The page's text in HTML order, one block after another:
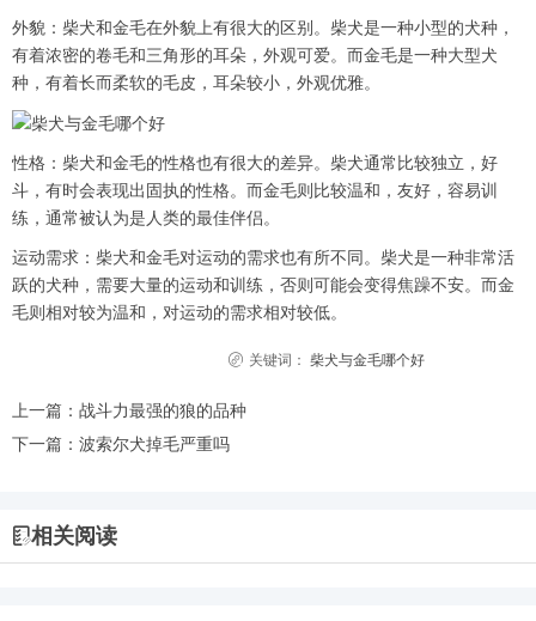
外貌：柴犬和金毛在外貌上有很大的区别。柴犬是一种小型的犬种，
有着浓密的卷毛和三角形的耳朵，外观可爱。而金毛是一种大型犬
种，有着长而柔软的毛皮，耳朵较小，外观优雅。
性格：柴犬和金毛的性格也有很大的差异。柴犬通常比较独立，好
斗，有时会表现出固执的性格。而金毛则比较温和，友好，容易训
练，通常被认为是人类的最佳伴侣。
运动需求：柴犬和金毛对运动的需求也有所不同。柴犬是一种非常活
跃的犬种，需要大量的运动和训练，否则可能会变得焦躁不安。而金
毛则相对较为温和，对运动的需求相对较低。
关键词： 柴犬与金毛哪个好
上一篇： 战斗力最强的狼的品种
下一篇： 波索尔犬掉毛严重吗
相关阅读